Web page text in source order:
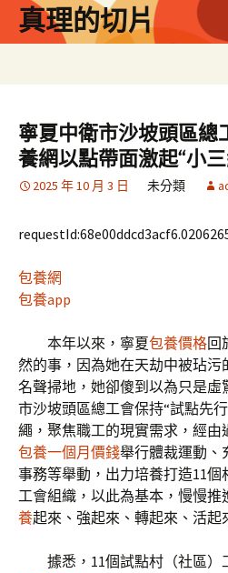
真理的切片
寧夏中衛市沙坡頭區總
養網以點帶面激起“小
2025 年 10 月 3 日 未分類
包養網
包養app
本年以來，寧夏包養價格回
然的事，因為她在天劫中被玷污
名聲掃地，她卻傻到以為只是虛
市沙坡頭區總工會保持“試點先
繩，聚焦職工的現實需求，經由
包養一個月價錢舉行體裁運動、
事務等舉動，出力培養打造11個
工會組織，以此為基本，慢慢推
養起來、強起來、轉起來、活起
據悉，11個試點村（社區）